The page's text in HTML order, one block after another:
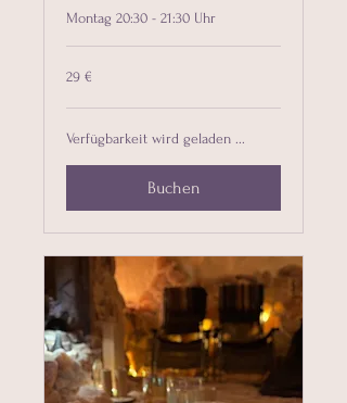
Montag 20:30 - 21:30 Uhr
29
Euro
29 €
Verfügbarkeit wird geladen ...
Buchen